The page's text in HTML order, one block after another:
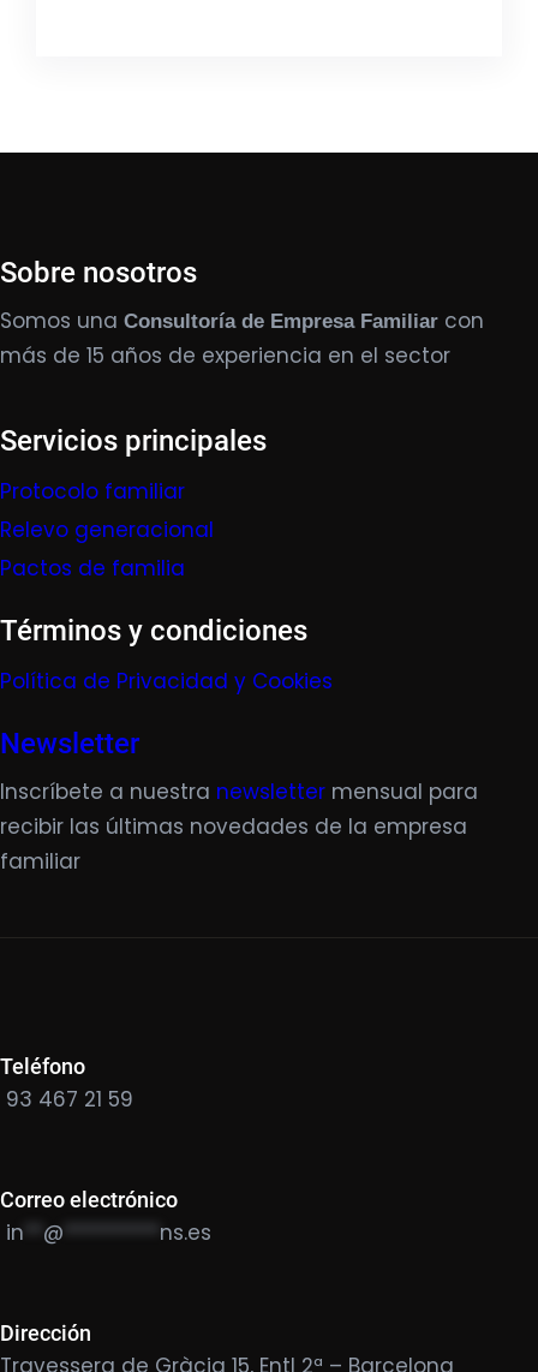
Sobre nosotros
Somos una Consultoría de Empresa Familiar con
más de 15 años de experiencia en el sector
Servicios principales
Protocolo familiar
Relevo generacional
Pactos de familia
Términos y condiciones
Política de Privacidad y Cookies
Newsletter
Inscríbete a nuestra newsletter mensual para
recibir las últimas novedades de la empresa
familiar
Teléfono
93 467 21 59
Correo electrónico
in @ ********** ns.es
Dirección
Travessera de Gràcia 15, Entl 2ª – Barcelona